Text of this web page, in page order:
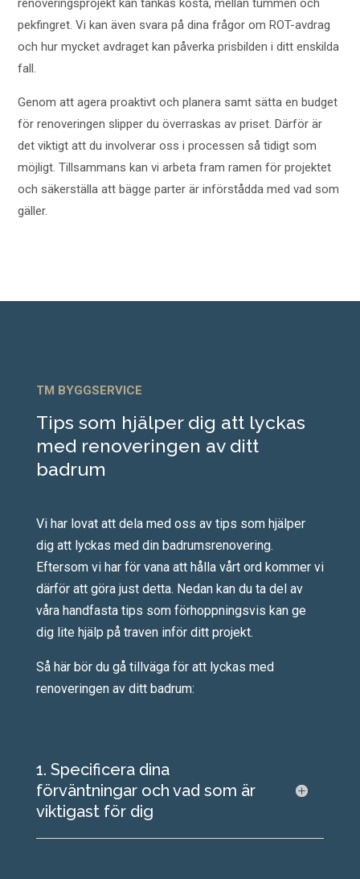
renoveringsprojekt kan tänkas kosta, mellan tummen och
pekfingret. Vi kan även svara på dina frågor om ROT-avdrag
och hur mycket avdraget kan påverka prisbilden i ditt enskilda
fall.
Genom att agera proaktivt och planera samt sätta en budget
för renoveringen slipper du överraskas av priset. Därför är
det viktigt att du involverar oss i processen så tidigt som
möjligt. Tillsammans kan vi arbeta fram ramen för projektet
och säkerställa att bägge parter är införstådda med vad som
gäller.
TM BYGGSERVICE
Tips som hjälper dig att lyckas
med renoveringen av ditt
badrum
Vi har lovat att dela med oss av tips som hjälper
dig att lyckas med din badrumsrenovering.
Eftersom vi har för vana att hålla vårt ord kommer vi
därför att göra just detta. Nedan kan du ta del av
våra handfasta tips som förhoppningsvis kan ge
dig lite hjälp på traven inför ditt projekt.
Så här bör du gå tillväga för att lyckas med
renoveringen av ditt badrum:
1. Specificera dina
förväntningar och vad som är
viktigast för dig